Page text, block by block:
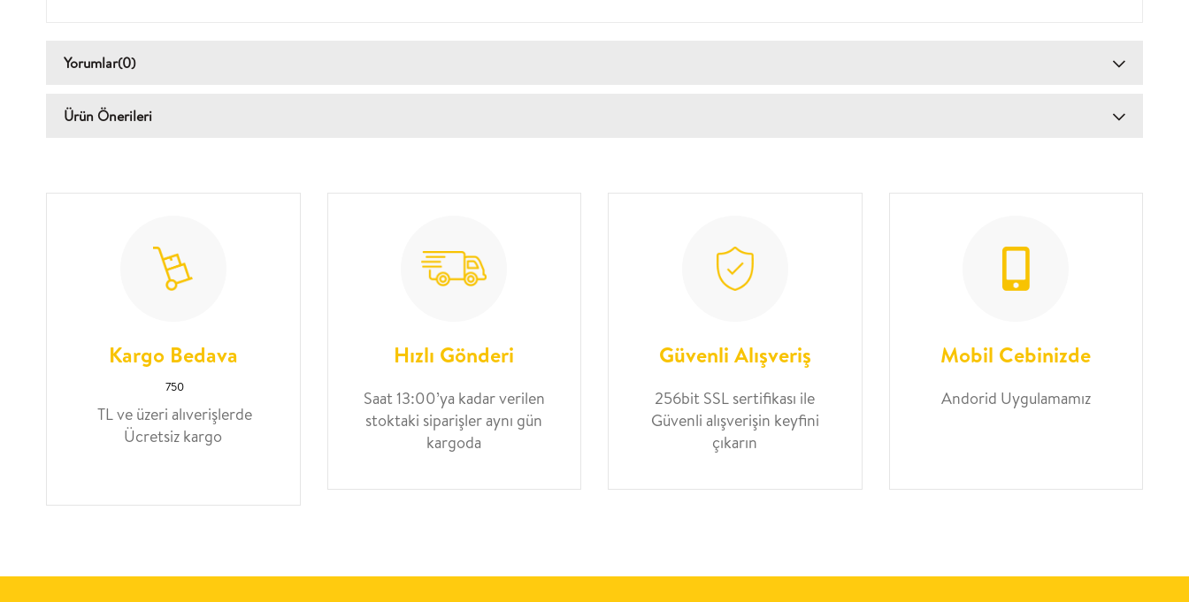
Yorumlar(0)
Ürün Önerileri
Kargo Bedava
750
TL ve üzeri alıverişlerde
Ücretsiz kargo
Hızlı Gönderi
Saat 13:00’ya kadar verilen
stoktaki siparişler aynı gün
kargoda
Güvenli Alışveriş
256bit SSL sertifikası ile
Güvenli alışverişin keyfini
çıkarın
Mobil Cebinizde
Andorid Uygulamamız